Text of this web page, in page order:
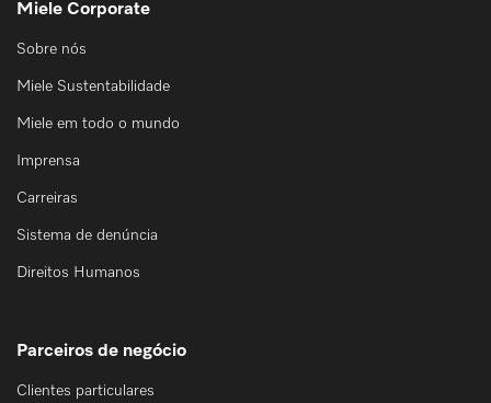
Miele Corporate
Sobre nós
Miele Sustentabilidade
Miele em todo o mundo
Imprensa
Carreiras
Sistema de denúncia
Direitos Humanos
Parceiros de negócio
Clientes particulares